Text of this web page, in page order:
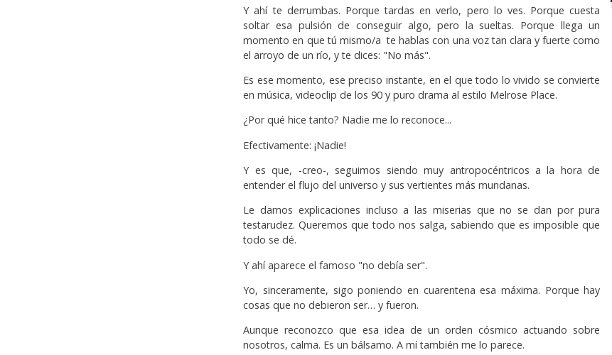
Y ahí te derrumbas. Porque tardas en verlo, pero lo ves. Porque cuesta
soltar esa pulsión de conseguir algo, pero la sueltas. Porque llega un
momento en que tú mismo/a te hablas con una voz tan clara y fuerte como
el arroyo de un río, y te dices: "No más".
Es ese momento, ese preciso instante, en el que todo lo vivido se convierte
en música, videoclip de los 90 y puro drama al estilo Melrose Place.
¿Por qué hice tanto? Nadie me lo reconoce...
Efectivamente: ¡Nadie!
Y es que, -creo-, seguimos siendo muy antropocéntricos a la hora de
entender el flujo del universo y sus vertientes más mundanas.
Le damos explicaciones incluso a las miserias que no se dan por pura
testarudez. Queremos que todo nos salga, sabiendo que es imposible que
todo se dé.
Y ahí aparece el famoso "no debía ser".
Yo, sinceramente, sigo poniendo en cuarentena esa máxima. Porque hay
cosas que no debieron ser… y fueron.
Aunque reconozco que esa idea de un orden cósmico actuando sobre
nosotros, calma. Es un bálsamo. A mí también me lo parece.